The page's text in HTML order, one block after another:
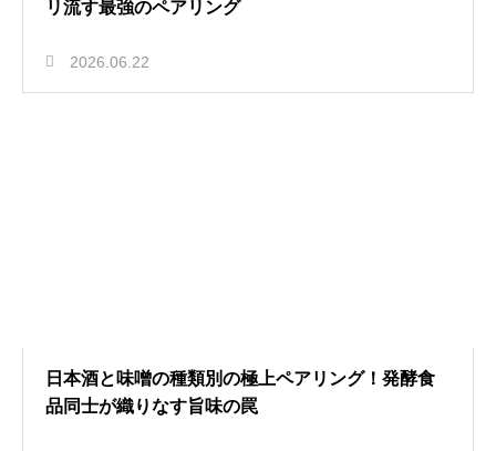
リ流す最強のペアリング
2026.06.22
日本酒と味噌の種類別の極上ペアリング！発酵食
品同士が織りなす旨味の罠